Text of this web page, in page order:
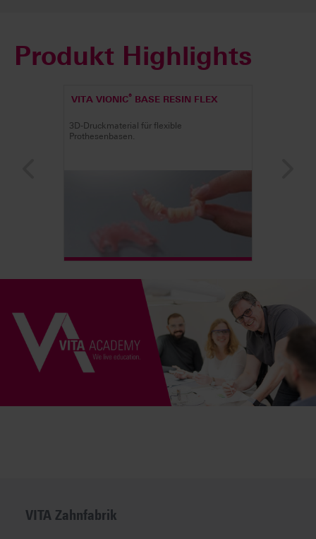
Produkt Highlights
VITA VIONIC® BASE RESIN FLEX
3D-Druckmaterial für flexible
Prothesenbasen.
VITA Zahnfabrik